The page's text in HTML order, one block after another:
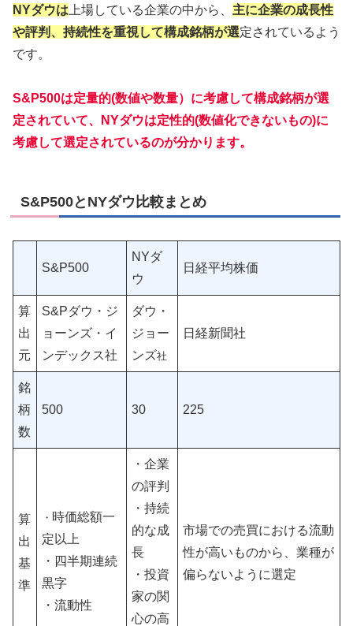
NYダウは 上場している企業の中から、 主に企業の成長性
や評判、持続性を重視して構成銘柄が選定されているよう
です。
S&P500は定量的(数値や数量）に考慮して構成銘柄が選
定されていて、NYダウは定性的(数値化できないもの)に
考慮して選定されているのが分かります。
S&P500とNYダウ比較まとめ
S&P500
NYダ
ウ
日経平均株価
算
出
元
S&Pダウ・ジ
ョーンズ・イ
ンデックス社
ダウ・
ジョー
ンズ社
日経新聞社
銘
柄
数
500 30 225
算
出
基
準
・ 時価総額一
定以上
・四半期連続
黒字
・流動性
・企業
の評判
・持続
的な成
長
・投資
家の関
心の高
市場での売買における流動
性が高いものから、業種が
偏らないように選定